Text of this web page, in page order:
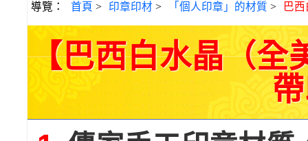
導覽： 首頁 > 印章印材 > 「個人印章」的材質 > 巴
【巴西白水晶（全